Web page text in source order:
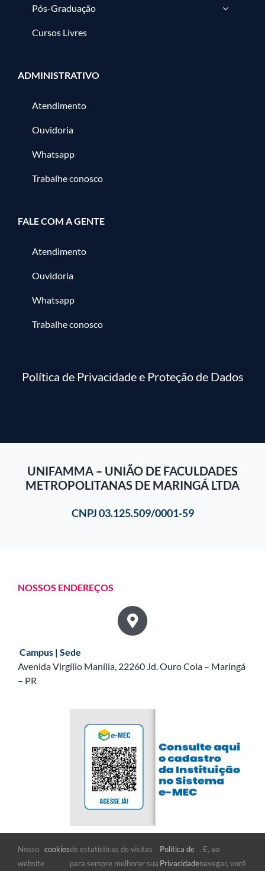
Pós-Graduação
Cursos Livres
ADMINISTRATIVO
Atendimento
Ouvidoria
Whatsapp
Trabalhe conosco
FALE COM A GENTE
Atendimento
Ouvidoria
Whatsapp
Trabalhe conosco
Política de Privacidade e Proteção de Dados
UNIFAMMA – UNIÃO DE FACULDADES
METROPOLITANAS DE MARINGÁ LTDA
CNPJ 03.125.509/0001-59
NOSSOS ENDEREÇOS
Campus | Sede
Avenida Virgílio Manília, 22260 Jd. Ouro Cola – Maringá
– PR
FIQUE POR DENTRO
Nosso
website
cookiesde estatísticas de visitas
para sempre melhorar sua
Política de
Privacidade
. E, ao
navegar, você